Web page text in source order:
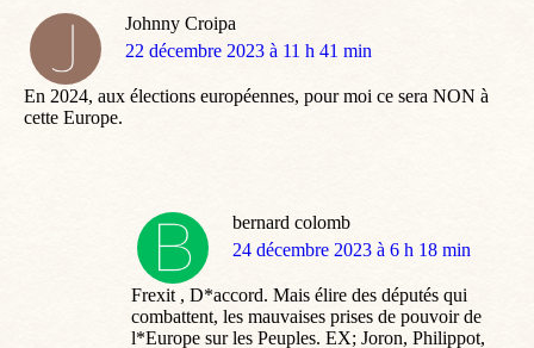
Johnny Croipa
dit
22 décembre 2023 à 11 h 41 min
En 2024, aux élections européennes, pour moi ce sera NON à
cette Europe.
bernard colomb
dit
24 décembre 2023 à 6 h 18 min
Frexit , D*accord. Mais élire des députés qui
combattent, les mauvaises prises de pouvoir de
l*Europe sur les Peuples. EX; Joron, Philippot,